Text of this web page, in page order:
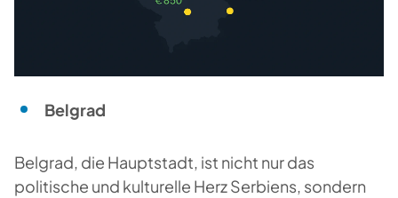
Belgrad
Belgrad, die Hauptstadt, ist nicht nur das
politische und kulturelle Herz Serbiens, sondern